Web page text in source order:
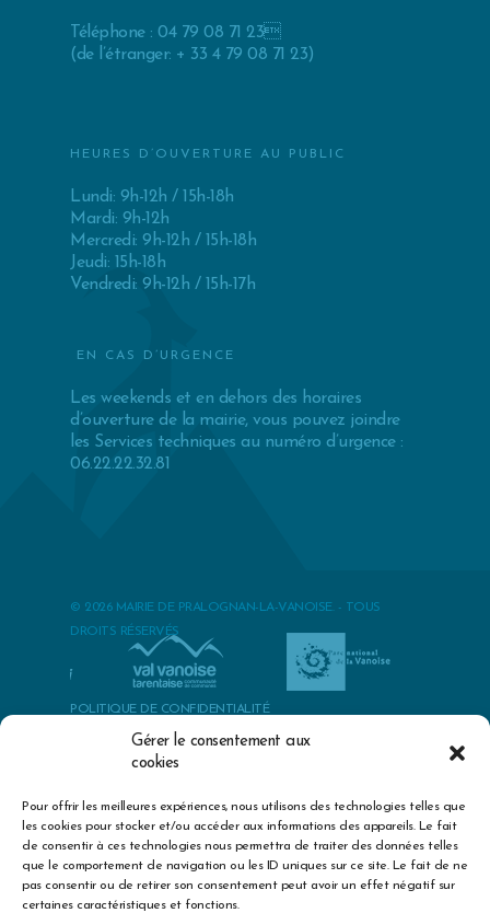
Gérer le consentement aux
cookies
Pour offrir les meilleures expériences, nous utilisons des technologies telles que
les cookies pour stocker et/ou accéder aux informations des appareils. Le fait
de consentir à ces technologies nous permettra de traiter des données telles
que le comportement de navigation ou les ID uniques sur ce site. Le fait de ne
pas consentir ou de retirer son consentement peut avoir un effet négatif sur
certaines caractéristiques et fonctions.
Téléphone : 04 79 08 71 23
(de l’étranger: + 33 4 79 08 71 23)
HEURES D’OUVERTURE AU PUBLIC
Lundi: 9h-12h / 15h-18h
Mardi: 9h-12h
Mercredi: 9h-12h / 15h-18h
Jeudi: 15h-18h
Vendredi: 9h-12h / 15h-17h
EN CAS D’URGENCE
Les weekends et en dehors des horaires
d’ouverture de la mairie, vous pouvez joindre
les Services techniques au numéro d’urgence :
06.22.22.32.81
© 2026 MAIRIE DE PRALOGNAN-LA-VANOISE. - TOUS
DROITS RÉSERVÉS
POLITIQUE DE CONFIDENTIALITÉ
POLITIQUES DES COOKIES
MENTIONS LÉGALES & CRÉDITS
best herbs to cure premature ejaculationexercise erectile
dysfunction treatmentbig sex drive mid thirtiesepidemiology of
erectile dysfunction kubinboyfriend with no sex drivezinc dosage
for sexual healthdoes viagra get you highsexual enhancements
for males
penis enhancement pills that increase dize
how we